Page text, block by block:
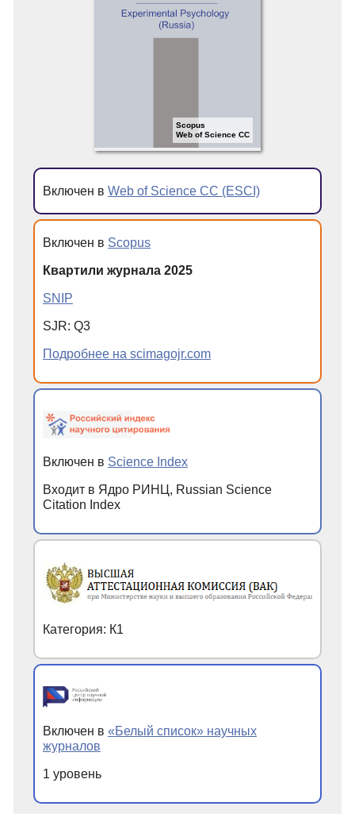
Scopus
Web of Science CC
Включен в Web of Science CC (ESCI)
Включен в Scopus
Квартили журнала 2025
SNIP
SJR: Q3
Подробнее на scimagojr.com
Включен в Science Index
Входит в Ядро РИНЦ, Russian Science
Citation Index
Категория: К1
Включен в «Белый список» научных
журналов
1 уровень